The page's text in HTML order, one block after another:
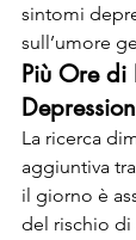
sintomi
sull’umore
Più Ore di
La ricerca
aggiuntiva
il giorno è
del rischio di